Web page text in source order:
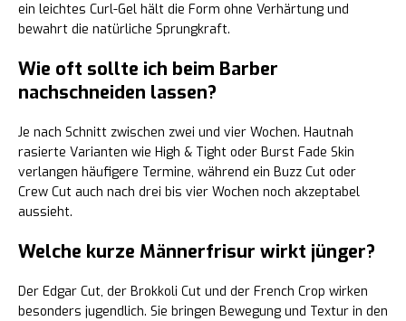
ein leichtes Curl-Gel hält die Form ohne Verhärtung und
bewahrt die natürliche Sprungkraft.
Wie oft sollte ich beim Barber
nachschneiden lassen?
Je nach Schnitt zwischen zwei und vier Wochen. Hautnah
rasierte Varianten wie High & Tight oder Burst Fade Skin
verlangen häufigere Termine, während ein Buzz Cut oder
Crew Cut auch nach drei bis vier Wochen noch akzeptabel
aussieht.
Welche kurze Männerfrisur wirkt jünger?
Der Edgar Cut, der Brokkoli Cut und der French Crop wirken
besonders jugendlich. Sie bringen Bewegung und Textur in den